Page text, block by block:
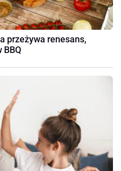
przeżywa renesans,
BBQ